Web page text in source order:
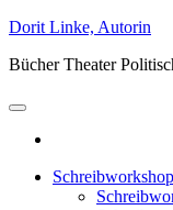
Skip
the
Dorit Linke, Autorin
Bücher Theater